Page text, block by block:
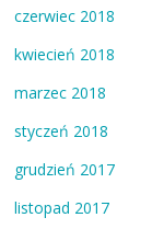
czerwiec 2018
kwiecień 2018
marzec 2018
styczeń 2018
grudzień 2017
listopad 2017